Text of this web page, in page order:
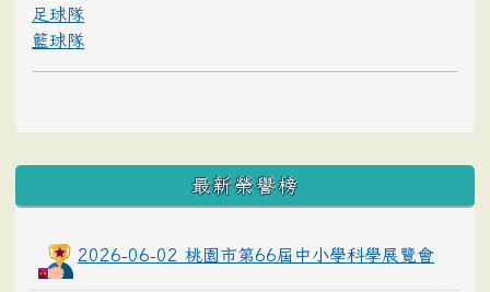
足球隊
籃球隊
最新榮譽榜
2026-06-02 桃園市第66屆中小學科學展覽會